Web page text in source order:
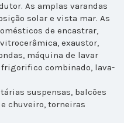
As amplas varandas
solar e vista mar. As
de encastrar,
exaustor,
máquina de lavar
combinado, lava-
suspensas, balcões
chuveiro, torneiras